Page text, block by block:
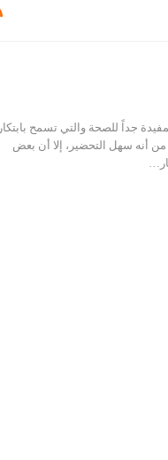
جداً للصحة والتي تسمح بابتكار
من أنه سهل التحضير، إلا أن بعض